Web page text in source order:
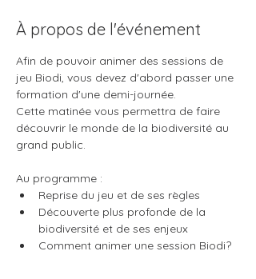
À propos de l'événement
Afin de pouvoir animer des sessions de
jeu Biodi, vous devez d'abord passer une
formation d'une demi-journée.
Cette matinée vous permettra de faire
découvrir le monde de la biodiversité au
grand public.
Au programme :
Reprise du jeu et de ses règles
Découverte plus profonde de la
biodiversité et de ses enjeux
Comment animer une session Biodi?